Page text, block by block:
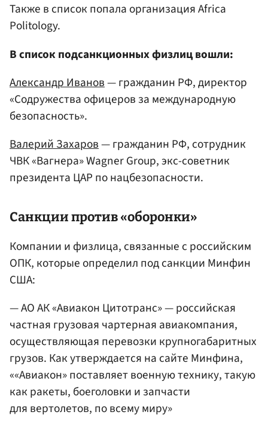
Также в список попала организация Africa
Politology.
В список подсанкционных физлиц вошли:
Александр Иванов— гражданин РФ, директор
«Содружества офицеров за международную
безопасность».
Валерий Захаров— гражданин РФ, сотрудник
ЧВК «Вагнера» Wagner Group, экс-советник
президента ЦАР по нацбезопасности.
Санкции против «оборонки»
Компании и физлица, связанные с российским
ОПК, которые определил под санкции Минфин
США:
— АО АК «Авиакон Цитотранс» — российская
частная грузовая чартерная авиакомпания,
осуществляющая перевозки крупногабаритных
грузов. Как утверждается на сайте Минфина,
««Авиакон» поставляет военную технику, такую
как ракеты, боеголовки и запчасти
для вертолетов, по всему миру»